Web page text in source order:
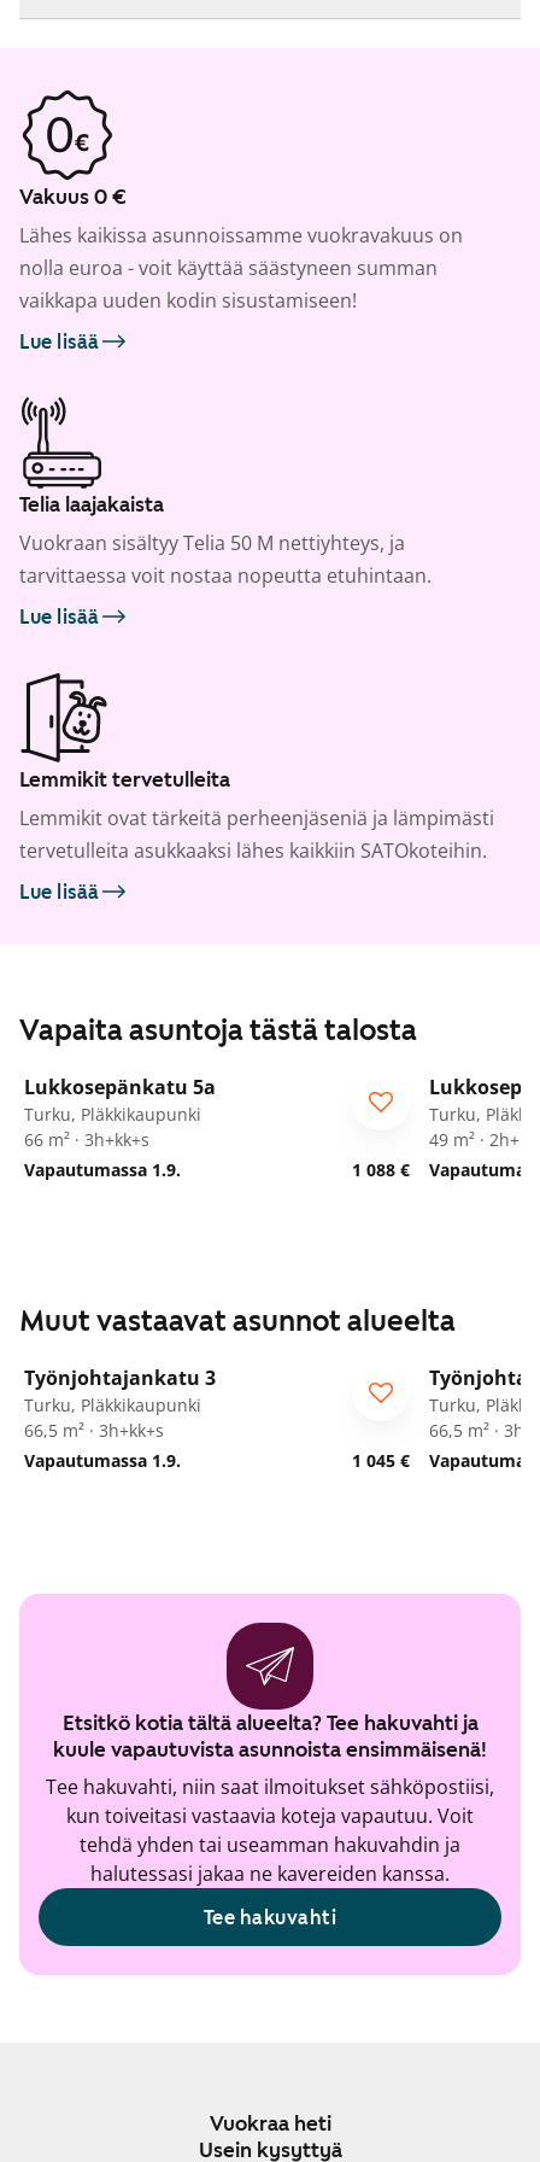
Vakuus 0 €
Lähes kaikissa asunnoissamme vuokravakuus on
nolla euroa - voit käyttää säästyneen summan
vaikkapa uuden kodin sisustamiseen!
Lue lisää
Telia laajakaista
Vuokraan sisältyy Telia 50 M nettiyhteys, ja
tarvittaessa voit nostaa nopeutta etuhintaan.
Lue lisää
Lemmikit tervetulleita
Lemmikit ovat tärkeitä perheenjäseniä ja lämpimästi
tervetulleita asukkaaksi lähes kaikkiin SATOkoteihin.
Lue lisää
Vapaita asuntoja tästä talosta
/23
Lukkosepänkatu 5a
Turku, Pläkkikaupunki
66 m² · 3h+kk+s
Vapautumassa 1.9.
1 088 €
Turku,
49 m² ·
Muut vastaavat asunnot alueelta
Työnjohtajankatu 3
Turku, Pläkkikaupunki
66,5 m² · 3h+kk+s
Vapautumassa 1.9.
1 045 €
Turku,
66,5 m² ·
Etsitkö kotia tältä alueelta? Tee hakuvahti ja
kuule vapautuvista asunnoista ensimmäisenä!
Tee hakuvahti, niin saat ilmoitukset sähköpostiisi,
kun toiveitasi vastaavia koteja vapautuu. Voit
tehdä yhden tai useamman hakuvahdin ja
halutessasi jakaa ne kavereiden kanssa.
Tee hakuvahti
Vuokraa heti
Usein kysyttyä